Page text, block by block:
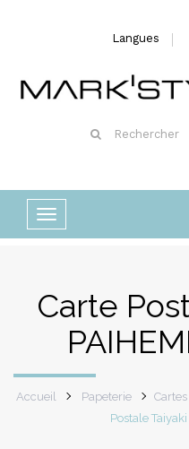
Langues
Rechercher
Basculer
la
Carte
Accueil Papeterie
Postale